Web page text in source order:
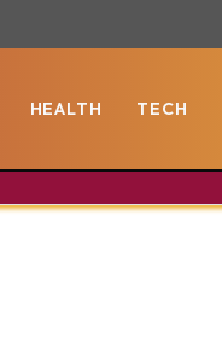
HEALTH TECH